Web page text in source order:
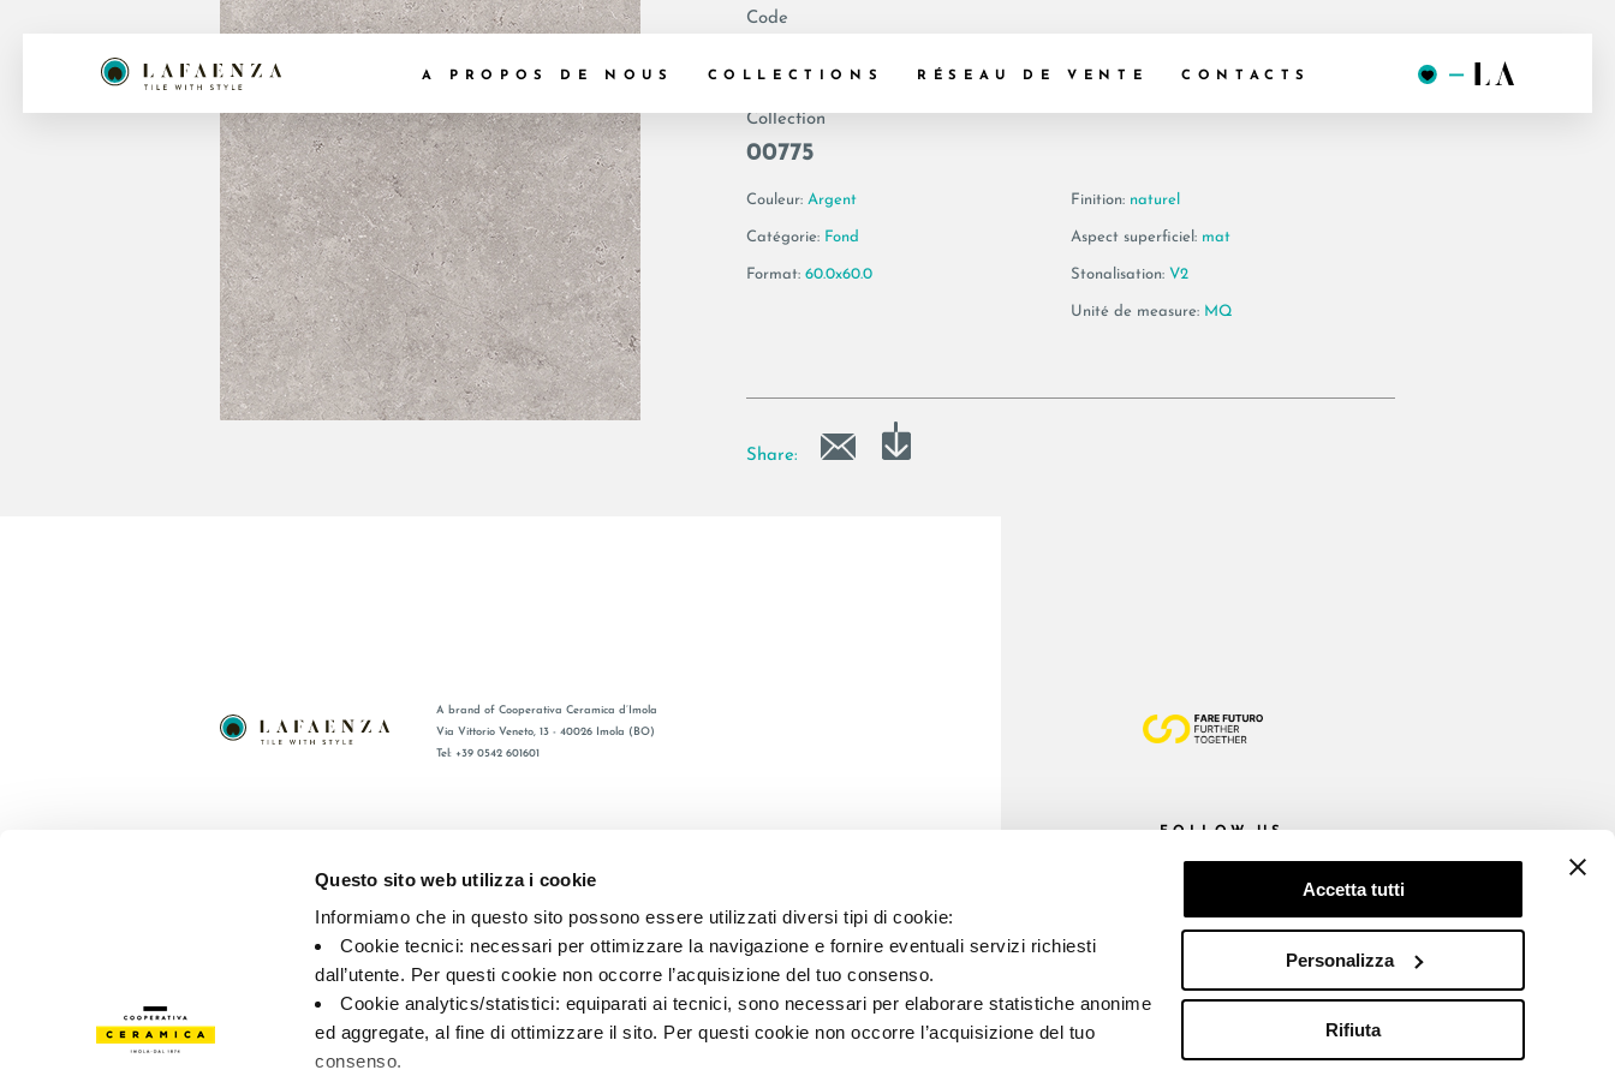
Questo sito web utilizza i cookie
Informiamo che in questo sito possono essere utilizzati diversi tipi di cookie:
Cookie tecnici: necessari per ottimizzare la navigazione e fornire eventuali servizi richiesti
dall’utente. Per questi cookie non occorre l’acquisizione del tuo consenso.
Cookie analytics/statistici: equiparati ai tecnici, sono necessari per elaborare statistiche anonime
ed aggregate, al fine di ottimizzare il sito. Per questi cookie non occorre l’acquisizione del tuo
consenso.
Accetta tutti
Personalizza
Rifiuta
A PROPOS DE NOUS COLLECTIONS RÉSEAU DE VENTE CONTACTS
Code
Collection
00775
Couleur: Argent
Catégorie: Fond
Format: 60.0x60.0
Finition: naturel
Aspect superficiel: mat
Stonalisation: V2
Unité de measure: MQ
Share:
A brand of Cooperativa Ceramica d’Imola
Via Vittorio Veneto, 13 - 40026 Imola (BO)
Tel: +39 0542 601601
FOLLOW US
P.IVA IT00498281203 C.F. E REG. IMPR. BO 00286900378 R.E.A. BO 5545
Cookie policy— Privacy preferences